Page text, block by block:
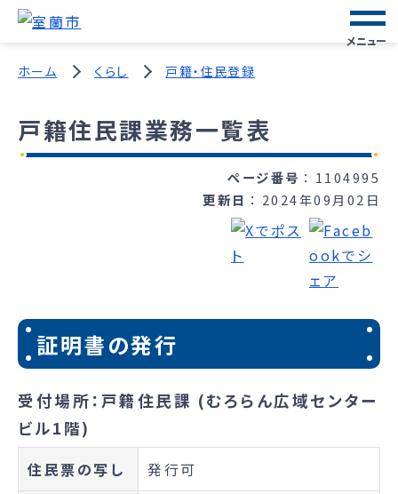
メニュー
ホーム くらし 戸籍・住民登録
戸籍住民課業務一覧表
ページ番号
1104995
更新日
2024年09月02日
証明書の発行
受付場所：戸籍住民課 (むろらん広域センター
ビル1階)
住民票の写し 発行可